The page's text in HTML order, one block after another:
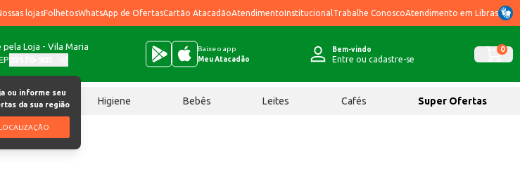
lojasFolhetosWhatsApp de OfertasCartão AtacadãoAtendimentoInstitucional Trabalhe ConoscoAtendimento em Libras
pela Loja - Vila Maria
ou informe seu
da sua região
Baixe o app
Meu Atacadão
Bem-vindo
Entre ou cadastre-se
0
Higiene Bebês Leites Cafés Super Ofertas